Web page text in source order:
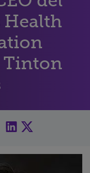
c
o
a
o
Health
Tinton